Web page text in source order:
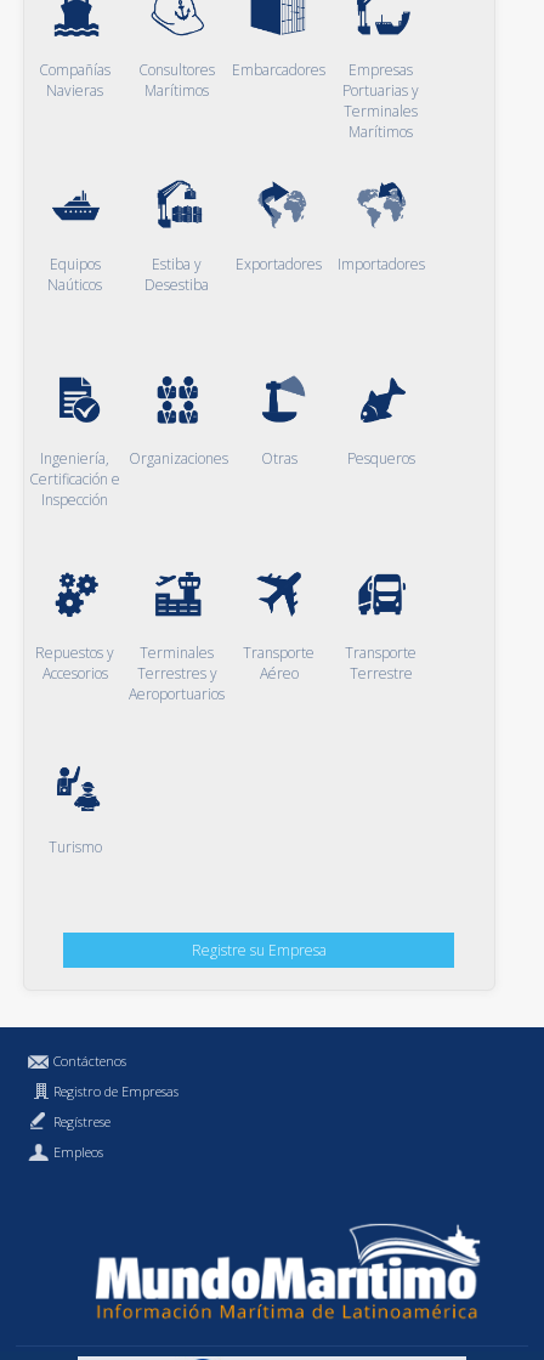
Compañías
Navieras
Consultores
Marítimos
Embarcadores
Empresas
Portuarias y
Terminales
Marítimos
Equipos
Naúticos
Estiba y
Desestiba
Exportadores Importadores
Ingeniería,
Certificación e
Inspección
Organizaciones Otras Pesqueros
Repuestos y
Accesorios
Terminales
Terrestres y
Aeroportuarios
Transporte
Aéreo
Transporte
Terrestre
Turismo
Registre su Empresa
Contáctenos
Registro de Empresas
Regístrese
Empleos